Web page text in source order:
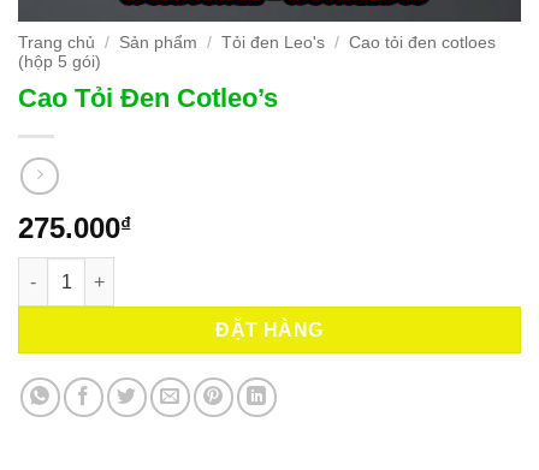
Trang chủ / Sản phẩm / Tỏi đen Leo's / Cao tỏi đen cotloes
(hộp 5 gói)
Cao Tỏi Đen Cotleo’s
275.000₫
Cao Tỏi Đen Cotleo’s số lượng
ĐẶT HÀNG